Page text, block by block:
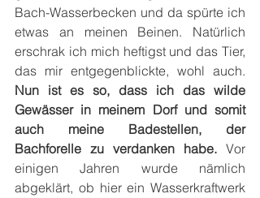
Bach-Wasserbecken und da spürte ich
etwas an meinen Beinen. Natürlich
erschrak ich mich heftigst und das Tier,
Nun ist es so, dass ich das wilde
Gewässer in meinem Dorf und somit
auch meine Badestellen, der
Bachforelle zu verdanken habe. Vor
einigen Jahren wurde nämlich
abgeklärt, ob hier ein Wasserkraftwerk